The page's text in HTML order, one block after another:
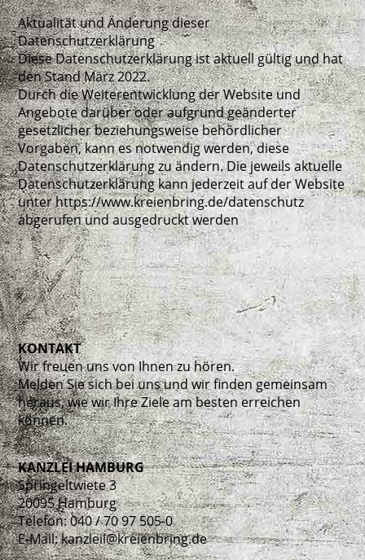
Aktualität und Änderung dieser
Datenschutzerklärung
Diese Datenschutzerklärung ist aktuell gültig und hat
den Stand März 2022.
Durch die Weiterentwicklung der Website und
Angebote darüber oder aufgrund geänderter
gesetzlicher beziehungsweise behördlicher
Vorgaben, kann es notwendig werden, diese
Datenschutzerklärung zu ändern. Die jeweils aktuelle
Datenschutzerklärung kann jederzeit auf der Website
unter https://www.kreienbring.de/datenschutz
abgerufen und ausgedruckt werden
KONTAKT
Wir freuen uns von Ihnen zu hören.
Melden Sie sich bei uns und wir finden gemeinsam
heraus, wie wir Ihre Ziele am besten erreichen
können.
KANZLEI HAMBURG
Springeltwiete 3
20095 Hamburg
Telefon: 040 / 70 97 505-0
E-Mail: kanzleil@kreienbring.de